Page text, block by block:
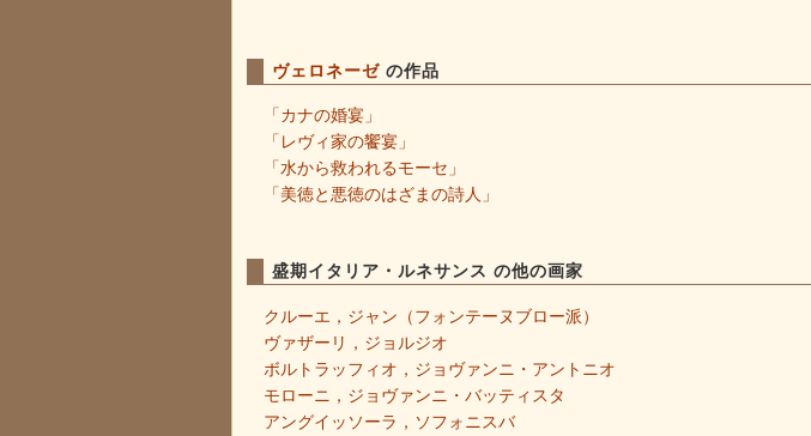
ヴェロネーゼの作品
「カナの婚宴」
「レヴィ家の饗宴」
「水から救われるモーセ」
「美徳と悪徳のはざまの詩人」
盛期イタリア・ルネサンス の他の画家
クルーエ，ジャン（フォンテーヌブロー派）
ヴァザーリ，ジョルジオ
ボルトラッフィオ，ジョヴァンニ・アントニオ
モローニ，ジョヴァンニ・バッティスタ
アングイッソーラ，ソフォニスバ